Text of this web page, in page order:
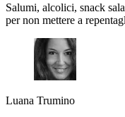
Salumi, alcolici, snack
per non mettere a
Luana Trumino